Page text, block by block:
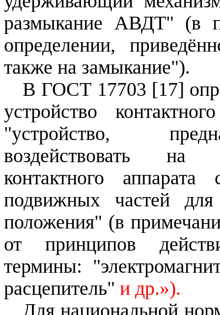
размыкание АВДТ" (в
определении,
также на замыкание").
В ГОСТ 17703 [17]
устройство
"устройство,
воздействовать на
контактного
подвижных частей для
положения" (в
от принципов
термины:
расцепитель" и др.»).
Для национальной